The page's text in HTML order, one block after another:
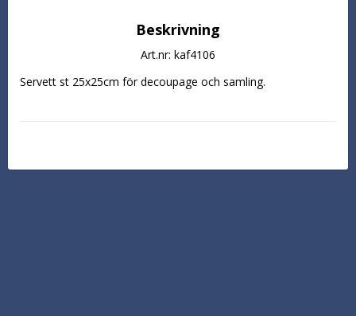
Beskrivning
Art.nr: kaf4106
Servett st 25x25cm för decoupage och samling.